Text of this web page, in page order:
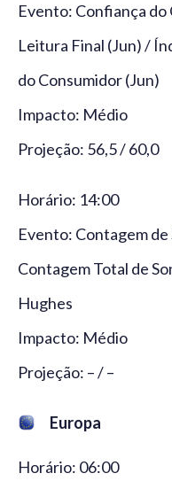
Evento: Confiança
Leitura Final (Jun) /
do Consumidor (Jun)
Impacto: Médio
Projeção: 56,5 / 60,0
Horário: 14:00
Evento: Contagem
Contagem Total de
Hughes
Impacto: Médio
Projeção: – / –
Europa
Horário: 06:00